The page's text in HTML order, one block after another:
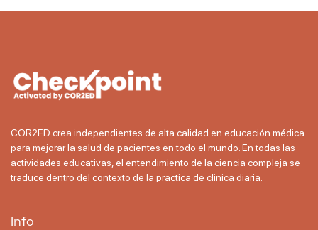
COR2ED crea independientes de alta calidad en educación médica
para mejorar la salud de pacientes en todo el mundo. En todas las
actividades educativas, el entendimiento de la ciencia compleja se
traduce dentro del contexto de la practica de clinica diaria.
Info